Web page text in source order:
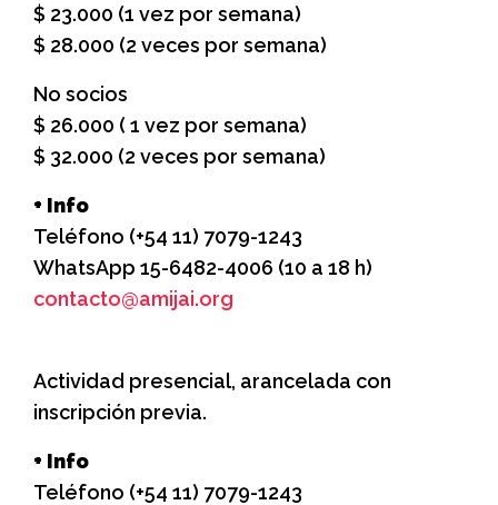
$ 23.000 (1 vez por semana)
$ 28.000 (2 veces por semana)
No socios
$ 26.000 ( 1 vez por semana)
$ 32.000 (2 veces por semana)
+ Info
Teléfono (+54 11) 7079-1243
WhatsApp 15-6482-4006 (10 a 18 h)
contacto@amijai.org
Actividad presencial, arancelada con
inscripción previa.
+ Info
Teléfono (+54 11) 7079-1243